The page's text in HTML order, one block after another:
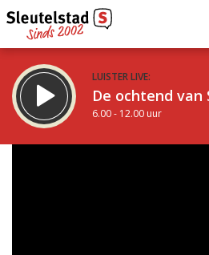
LUISTER LIVE:
De ochtend van
6.00 - 12.00 uur